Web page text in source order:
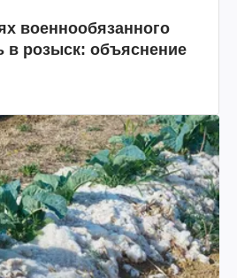
военнообязанного
в розыск: объяснение